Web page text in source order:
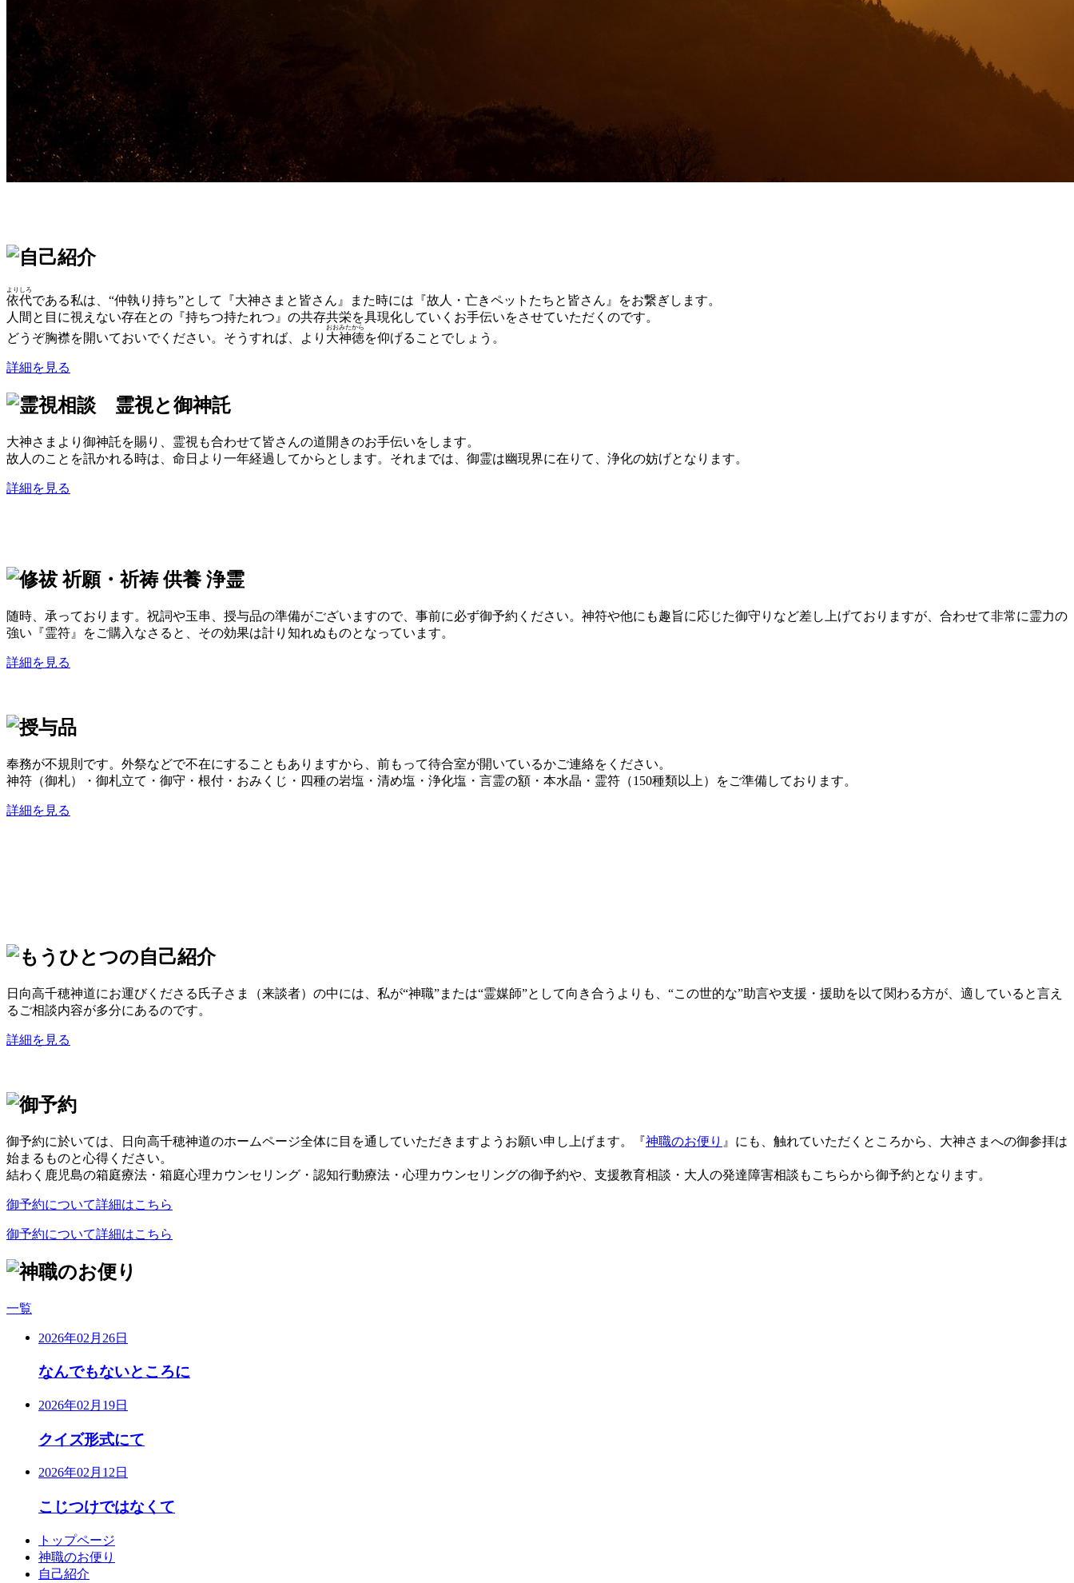
依代
よりしろ
である私は、“仲執り持ち”として『大神さまと皆さん』また時には『故人・亡きペットたちと皆さん』をお繋ぎします。
人間と目に視えない存在との『持ちつ持たれつ』の共存共栄を具現化していくお手伝いをさせていただくのです。
どうぞ胸襟を開いておいでください。そうすれば、より 大神徳
おおみたから
を仰げることでしょう。
詳細を見る
大神さまより御神託を賜り、霊視も合わせて皆さんの道開きのお手伝いをします。
故人のことを訊かれる時は、命日より一年経過してからとします。それまでは、御霊は幽現界に在りて、浄化の妨げとなります。
詳細を見る
随時、承っております。祝詞や玉串、授与品の準備がございますので、事前に必ず御予約ください。神符や他にも趣旨に応じた御守りなど差し上げておりますが、合わせて非常に霊力の
強い『霊符』をご購入なさると、その効果は計り知れぬものとなっています。
詳細を見る
奉務が不規則です。外祭などで不在にすることもありますから、前もって待合室が開いているかご連絡をください。
神符（御札）・御札立て・御守・根付・おみくじ・四種の岩塩・清め塩・浄化塩・言霊の額・本水晶・霊符（150種類以上）をご準備しております。
詳細を見る
日向高千穂神道にお運びくださる氏子さま（来談者）の中には、私が“神職”または“霊媒師”として向き合うよりも、“この世的な”助言や支援・援助を以て関わる方が、適していると言え
るご相談内容が多分にあるのです。
詳細を見る
御予約に於いては、日向高千穂神道のホームページ全体に目を通していただきますようお願い申し上げます。『神職のお便り 』にも、触れていただくところから、大神さまへの御参拝は
始まるものと心得ください。
結わく鹿児島の箱庭療法・箱庭心理カウンセリング・認知行動療法・心理カウンセリングの御予約や、支援教育相談・大人の発達障害相談もこちらから御予約となります。
御予約について詳細はこちら
御予約について詳細はこちら
一覧
2026年02月26日
なんでもないところに
2026年02月19日
クイズ形式にて
2026年02月12日
こじつけではなくて
トップページ
神職のお便り
自己紹介